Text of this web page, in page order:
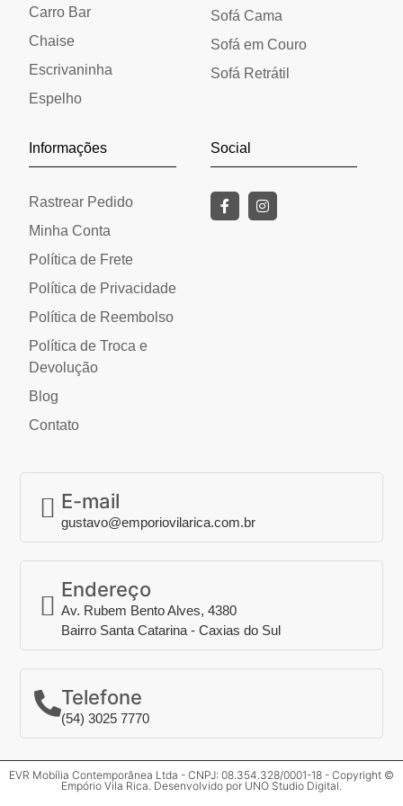
Carro Bar
Chaise
Escrivaninha
Espelho
Sofá Cama
Sofá em Couro
Sofá Retrátil
Informações
Rastrear Pedido
Minha Conta
Política de Frete
Política de Privacidade
Política de Reembolso
Política de Troca e
Devolução
Blog
Contato
Social
E-mail
gustavo@emporiovilarica.com.br
Endereço
Av. Rubem Bento Alves, 4380
Bairro Santa Catarina - Caxias do Sul
Telefone
(54) 3025 7770
EVR Mobília Contemporânea Ltda - CNPJ: 08.354.328/0001-18 - Copyright ©
Empório Vila Rica. Desenvolvido por UNO Studio Digital